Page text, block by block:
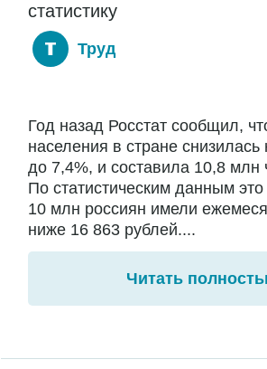
статистику
Труд
Год назад Росстат сообщил,
населения в стране снизилась
до 7,4%, и составила 10,8 млн
По статистическим данным
10 млн россиян имели
ниже 16 863 рублей....
Читать